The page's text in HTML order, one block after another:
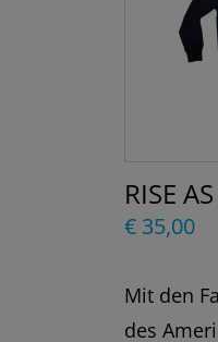
RISE
€ 35,00
Mit den
des